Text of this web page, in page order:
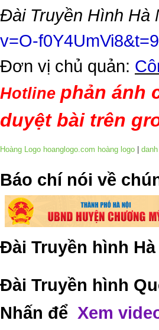
Đài Truyền Hình Hà
v=O-
Đơn vị chủ quản:
Hotline phản ánh
duyệt bài trên
Hoàng Logo hoanglogo.com hoàng logo |
​Báo chí nói về
Đài Truyền hình
Đài Truyền hình
Nhấn để Xem